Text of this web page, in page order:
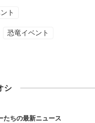
ト
恐竜イベント
シ
たちの最新ニュース